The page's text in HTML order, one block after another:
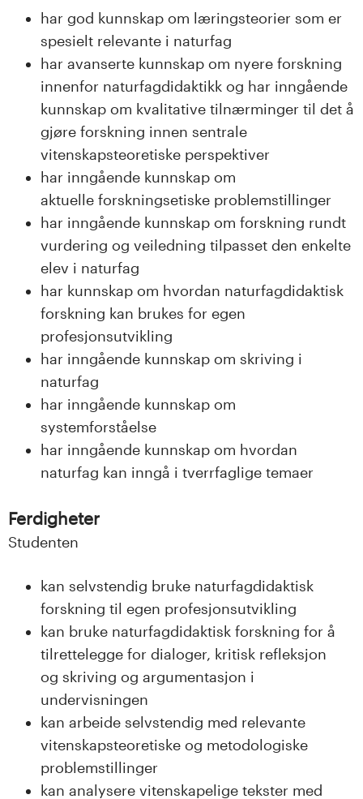
har god kunnskap om læringsteorier som er
spesielt relevante i naturfag
har avanserte kunnskap om nyere forskning
innenfor naturfagdidaktikk og har inngående
kunnskap om kvalitative tilnærminger til det å
gjøre forskning innen sentrale
vitenskapsteoretiske perspektiver
har inngående kunnskap om
aktuelle forskningsetiske problemstillinger
har inngående kunnskap om forskning rundt
vurdering og veiledning tilpasset den enkelte
elev i naturfag
har kunnskap om hvordan naturfagdidaktisk
forskning kan brukes for egen
profesjonsutvikling
har inngående kunnskap om skriving i
naturfag
har inngående kunnskap om
systemforståelse
har inngående kunnskap om hvordan
naturfag kan inngå i tverrfaglige temaer
Ferdigheter
Studenten
kan selvstendig bruke naturfagdidaktisk
forskning til egen profesjonsutvikling
kan bruke naturfagdidaktisk forskning for å
tilrettelegge for dialoger, kritisk refleksjon
og skriving og argumentasjon i
undervisningen
kan arbeide selvstendig med relevante
vitenskapsteoretiske og metodologiske
problemstillinger
kan analysere vitenskapelige tekster med